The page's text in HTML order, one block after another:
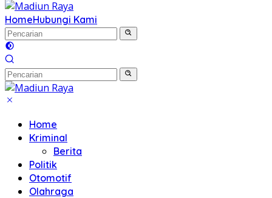
HomeHubungi Kami
Home
Kriminal
Berita
Politik
Otomotif
Olahraga